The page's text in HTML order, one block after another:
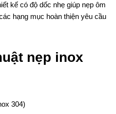
kế có độ dốc nhẹ giúp nẹp ôm
hạng mục hoàn thiện yêu cầu
nẹp inox
304)